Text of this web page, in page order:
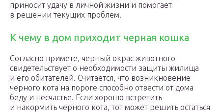
приносит удачу в личной жизни и помогает
в решении текущих проблем.
К чему в дом приходит черная кошка
Согласно примете, черный окрас животного
свидетельствует о необходимости защиты жилища
и его обитателей. Считается, что возникновение
черного кота на пороге способно отвести от дома
беду и несчастье. Если хорошо встретить
и накормить черного кота, тот может решить остаться